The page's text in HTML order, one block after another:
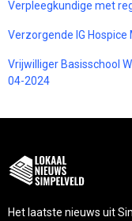
Verpleegkundige met
Verzorgende IG
Vrijwilliger Basisschool
04-2024
Het laatste nieuws uit